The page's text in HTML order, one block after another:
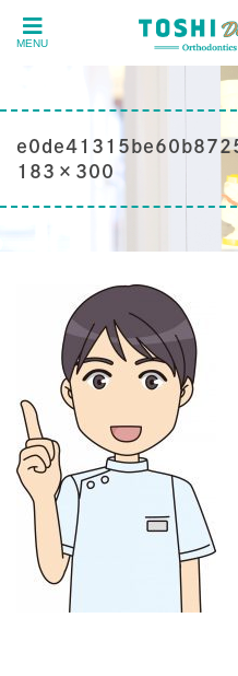
MENU
183×300